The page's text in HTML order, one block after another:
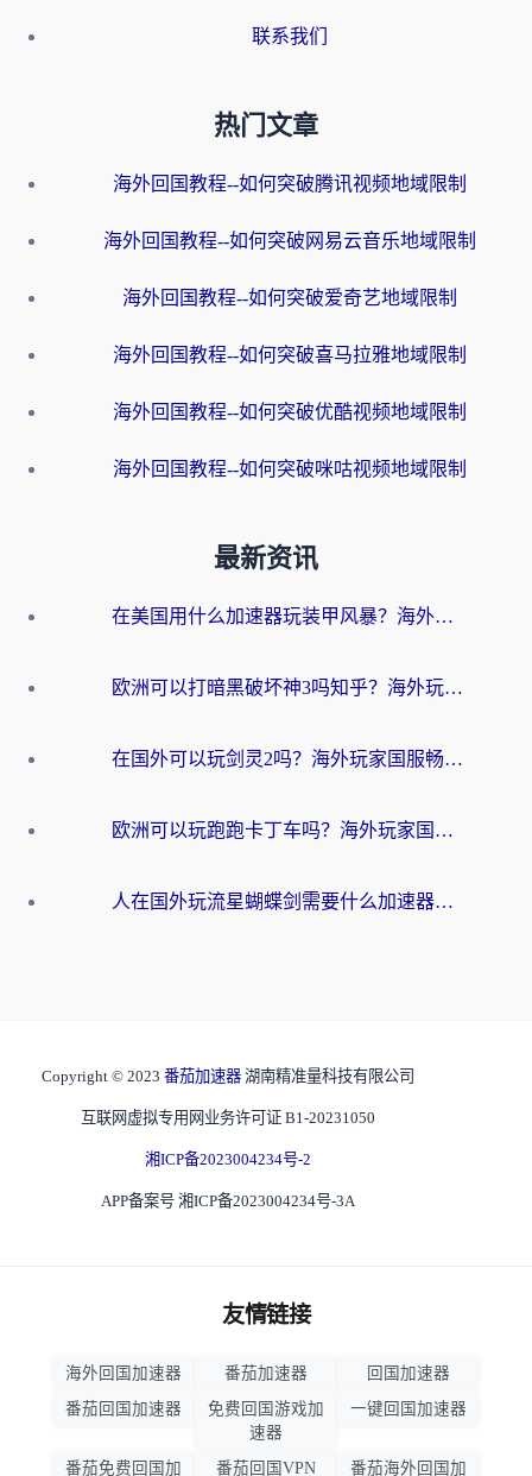
联系我们
热门文章
海外回国教程--如何突破腾讯视频地域限制
海外回国教程--如何突破网易云音乐地域限制
海外回国教程--如何突破爱奇艺地域限制
海外回国教程--如何突破喜马拉雅地域限制
海外回国教程--如何突破优酷视频地域限制
海外回国教程--如何突破咪咕视频地域限制
最新资讯
在美国用什么加速器玩装甲风暴？海外玩家亲测有效的国服游戏加速指南
欧洲可以打暗黑破坏神3吗知乎？海外玩家国服游戏加速终极指南
在国外可以玩剑灵2吗？海外玩家国服畅玩终极指南（附永恒之塔明日方舟加速方案）
欧洲可以玩跑跑卡丁车吗？海外玩家国服游戏畅玩终极指南（附QQ炫舞剑网3解决方案）
人在国外玩流星蝴蝶剑需要什么加速器？老玩家亲测的终极解决方案
Copyright © 2023 番茄加速器 湖南精准量科技有限公司
互联网虚拟专用网业务许可证 B1-20231050
湘ICP备2023004234号-2
APP备案号 湘ICP备2023004234号-3A
友情链接
海外回国加速器 番茄加速器
回国加速器
番茄回国加速器
免费回国游戏加
速器
一键回国加速器
番茄免费回国加 番茄回国VPN 番茄海外回国加